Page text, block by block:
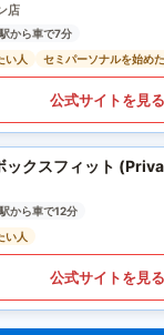
店
駅から車で7分
い人
セミパーソナルを始め
公式サイトを見る
ックスフィット
駅から車で12分
い人
公式サイトを見る